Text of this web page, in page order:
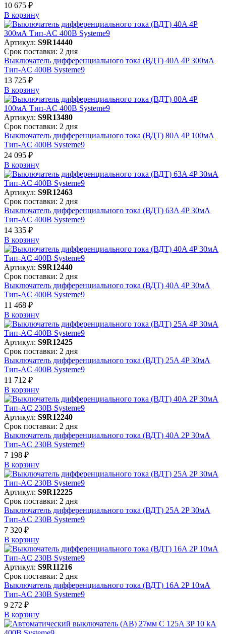
10 675 ₽
В корзинy
Артикул: S9R14440
Срок поставки: 2 дня
Выключатель дифференциального тока (ВДТ) 40A 4P 300мА
Тип-AC 400В Systeme9
13 725 ₽
В корзинy
Артикул: S9R13480
Срок поставки: 2 дня
Выключатель дифференциального тока (ВДТ) 80A 4P 100мА
Тип-AC 400В Systeme9
24 095 ₽
В корзинy
Артикул: S9R12463
Срок поставки: 2 дня
Выключатель дифференциального тока (ВДТ) 63A 4P 30мА
Тип-AC 400В Systeme9
14 335 ₽
В корзинy
Артикул: S9R12440
Срок поставки: 2 дня
Выключатель дифференциального тока (ВДТ) 40A 4P 30мА
Тип-AC 400В Systeme9
11 468 ₽
В корзинy
Артикул: S9R12425
Срок поставки: 2 дня
Выключатель дифференциального тока (ВДТ) 25A 4P 30мА
Тип-AC 400В Systeme9
11 712 ₽
В корзинy
Артикул: S9R12240
Срок поставки: 2 дня
Выключатель дифференциального тока (ВДТ) 40A 2P 30мА
Тип-AC 230В Systeme9
7 198 ₽
В корзинy
Артикул: S9R12225
Срок поставки: 2 дня
Выключатель дифференциального тока (ВДТ) 25A 2P 30мА
Тип-AC 230В Systeme9
7 320 ₽
В корзинy
Артикул: S9R11216
Срок поставки: 2 дня
Выключатель дифференциального тока (ВДТ) 16A 2P 10мА
Тип-AC 230В Systeme9
9 272 ₽
В корзинy